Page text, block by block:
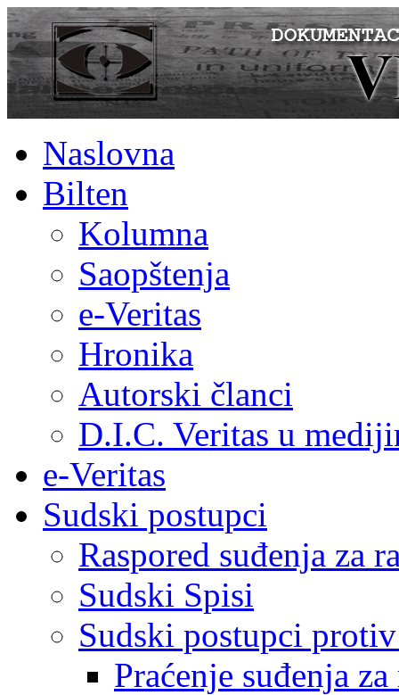
Naslovna
Bilten
Kolumna
Saopštenja
e-Veritas
Hronika
Autorski članci
D.I.C. Veritas u
e-Veritas
Sudski postupci
Raspored suđenja za
Sudski Spisi
Sudski postupci
Praćenje suđenja